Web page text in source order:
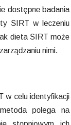
dostępne badania
SIRT w leczeniu
dieta SIRT może
nimi.
w celu identyfikacji
polega na